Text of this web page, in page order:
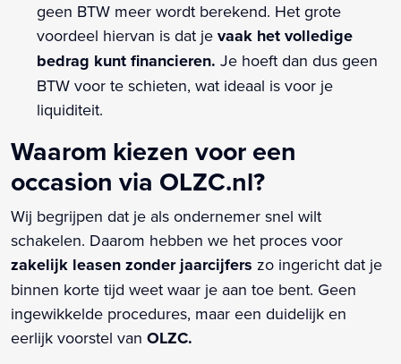
geen BTW meer wordt berekend. Het grote
voordeel hiervan is dat je vaak het volledige
bedrag kunt financieren. Je hoeft dan dus geen
BTW voor te schieten, wat ideaal is voor je
liquiditeit.
Waarom kiezen voor een
occasion via OLZC.nl?
Wij begrijpen dat je als ondernemer snel wilt
schakelen. Daarom hebben we het proces voor
zakelijk leasen zonder jaarcijfers zo ingericht dat je
binnen korte tijd weet waar je aan toe bent. Geen
ingewikkelde procedures, maar een duidelijk en
eerlijk voorstel van OLZC.